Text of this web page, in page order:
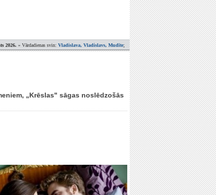
2026. » Vārdadienas svin: Vladislava, Vladislavs, Mudīte;
„Krēslas" sāgas noslēdzošās